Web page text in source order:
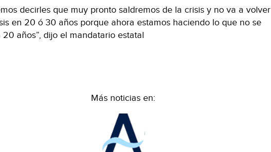
decirles que muy pronto saldremos de la crisis y no va a volver
en 20 ó 30 años porque ahora estamos haciendo lo que no se
20 años”, dijo el mandatario estatal
Más noticias en: